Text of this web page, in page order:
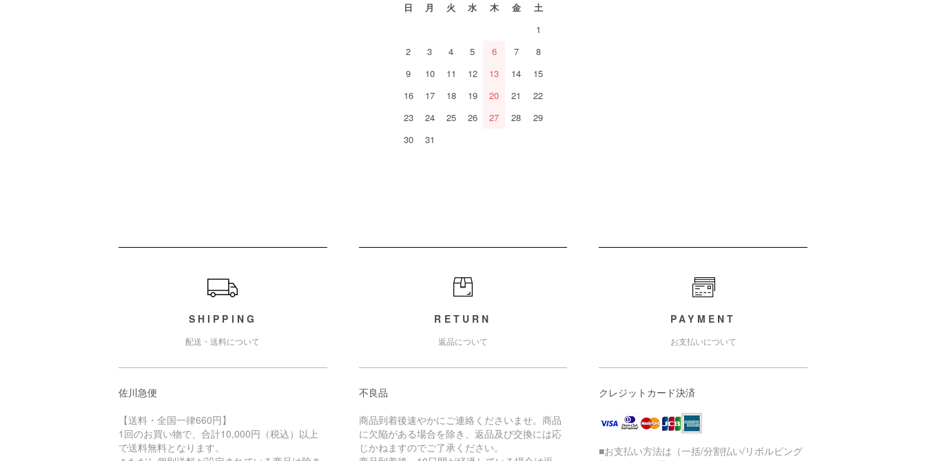
日 月 火 水 木 金
土
1
2
3 4 5 6 7
8
9
10 11 12 13 14
15
16
17 18 19 20 21
22
23
24 25 26 27 28
29
30
31
SHIPPING
配送・送料について
佐川急便
【送料・全国一律660円】
1回のお買い物で、合計10,000円（税込）以上
で送料無料となります。
RETURN
返品について
不良品
商品到着後速やかにご連絡くださいませ。商品
に欠陥がある場合を除き、返品及び交換には応
じかねますのでご了承ください。
PAYMENT
お支払いについて
クレジットカード決済
■お支払い方法は（一括/分割払い/リボルビング